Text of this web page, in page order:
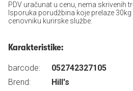
PDV uračunat u cenu, nema skrivenih
Isporuka porudžbina koje prelaze
cenovniku kurirske službe.
Karakteristike:
barcode:
052742327105
Brend:
Hill's